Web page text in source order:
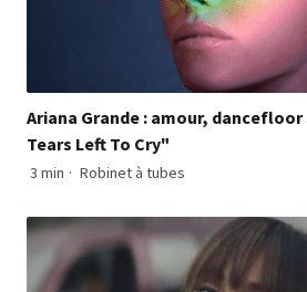
Ariana Grande : amour,
Tears Left To Cry"
3 min · Robinet à tubes